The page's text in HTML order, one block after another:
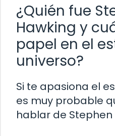
¿Quién fue
Hawking y
papel en el
universo?
Si te apasiona el
es muy probable
hablar de Stephen